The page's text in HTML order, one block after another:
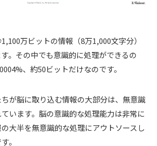
万ビットの情報（8万1,000文字分）
。その中でも意識的に処理ができるの
、約50ビットだけなのです。
が脳に取り込む情報の大部分は、無意識
います。脳の意識的な処理能力は非常に
大半を無意識的な処理にアウトソースし
。